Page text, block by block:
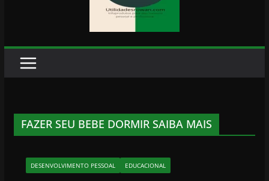
FAZER SEU BEBE DORMIR SAIBA MAIS
DESENVOLVIMENTO PESSOAL EDUCACIONAL